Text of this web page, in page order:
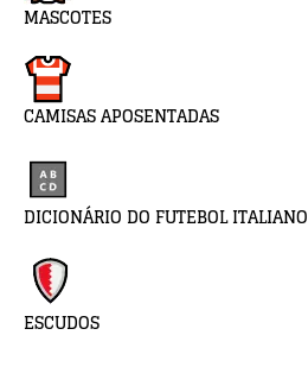
MASCOTES
CAMISAS APOSENTADAS
DICIONÁRIO DO FUTEBOL ITALIANO
ESCUDOS